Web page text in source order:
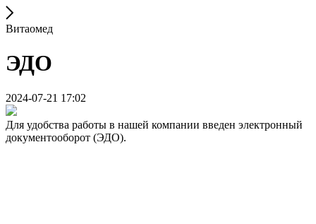
Витаомед
ЭДО
2024-07-21 17:02
Для удобства работы в нашей компании введен электронный
документооборот (ЭДО).